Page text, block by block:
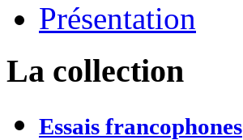
Présentation
La collection
Essais francophones